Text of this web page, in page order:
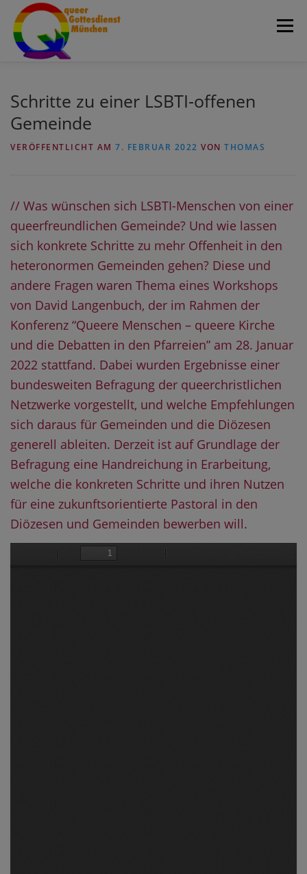
Zum
Inhalt
springen
Menü
Schritte zu einer LSBTI-offenen
Gemeinde
VERÖFFENTLICHT AM 7. FEBRUAR 2022 VON THOMAS
// Was wünschen sich LSBTI-Menschen von einer
queerfreundlichen Gemeinde? Und wie lassen
sich konkrete Schritte zu mehr Offenheit in den
heteronormen Gemeinden gehen? Diese und
andere Fragen waren Thema eines Workshops
von David Langenbuch, der im Rahmen der
Konferenz “Queere Menschen – queere Kirche
und die Debatten in den Pfarreien” am 28. Januar
2022 stattfand. Dabei wurden Ergebnisse einer
bundesweiten Befragung der queerchristlichen
Netzwerke vorgestellt, und welche Empfehlungen
sich daraus für Gemeinden und die Diözesen
generell ableiten. Derzeit ist auf Grundlage der
Befragung eine Handreichung in Erarbeitung,
welche die konkreten Schritte und ihren Nutzen
für eine zukunftsorientierte Pastoral in den
Diözesen und Gemeinden bewerben will.